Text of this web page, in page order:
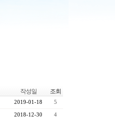
작성일 조회
2019-01-18 5
2018-12-30 4